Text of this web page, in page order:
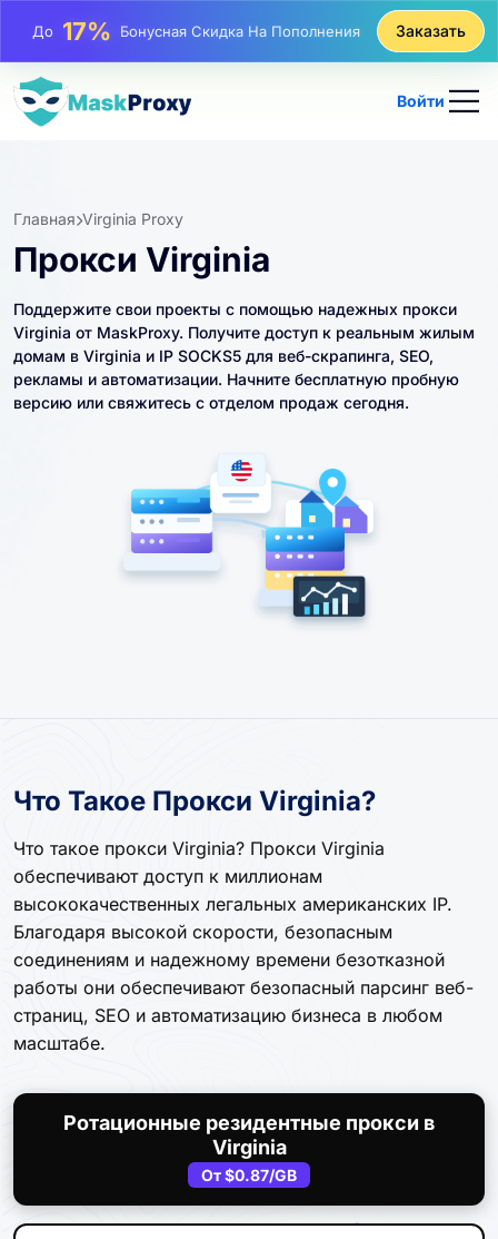
До25%Скидка На Статические Покупки IP
До81%
Заказать
Войти
Главная Virginia Proxy
Прокси Virginia
Поддержите свои проекты с помощью надежных прокси
Virginia от MaskProxy. Получите доступ к реальным жилым
домам в Virginia и IP SOCKS5 для веб-скрапинга, SEO,
рекламы и автоматизации. Начните бесплатную пробную
версию или свяжитесь с отделом продаж сегодня.
Что Такое Прокси Virginia?
Что такое прокси Virginia? Прокси Virginia
обеспечивают доступ к миллионам
высококачественных легальных американских IP.
Благодаря высокой скорости, безопасным
соединениям и надежному времени безотказной
работы они обеспечивают безопасный парсинг веб-
страниц, SEO и автоматизацию бизнеса в любом
масштабе.
Ротационные резидентные прокси в
Virginia
От$0.87/GB